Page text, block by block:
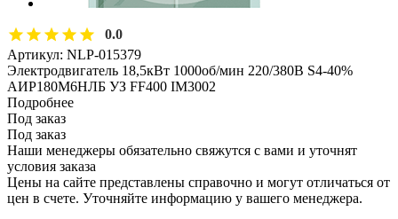
0.0
Артикул: NLP-015379
Электродвигатель 18,5кВт 1000об/мин 220/380В S4-40%
АИР180М6НЛБ УЗ FF400 IM3002
Подробнее
Под заказ
Под заказ
Наши менеджеры обязательно свяжутся с вами и уточнят
условия заказа
Цены на сайте представлены справочно и могут отличаться от
цен в счете. Уточняйте информацию у вашего менеджера.